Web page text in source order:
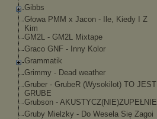
Gibbs
Głowa PMM x Jacon - Ile, Kiedy I Z
Kim
GM2L - GM2L Mixtape
Graco GNF - Inny Kolor
Grammatik
Grimmy - Dead weather
Gruber - GrubeR (Wysokilot) TO JEST
GRUBE
Grubson - AKUSTYCZ(NI E)ZUPEŁNIE
Gruby Mielzky - Do Wesela Się Zagoi